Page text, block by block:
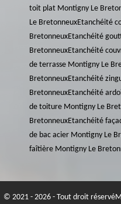
toit plat Montigny Le
Le BretonneuxEtanchéité
BretonneuxEtanchéité
BretonneuxEtanchéité
de terrasse Montigny Le
BretonneuxEtanchéité
BretonneuxEtanchéité
de toiture Montigny Le
BretonneuxEtanchéité
de bac acier Montigny Le
faîtière Montigny Le
© 2021 - 2026 - Tout droit réservé